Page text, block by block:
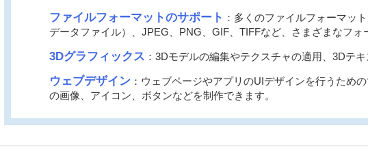
ファイルフォーマットのサポート ：多くのファイルフォーマッ
データファイル）、JPEG、PNG、GIF、TIFFなど、さまざまなフォ
3Dグラフィックス ：3Dモデルの編集やテクスチャの適用、3Dテ
ウェブデザイン：ウェブページやアプリのUIデザインを行うため
の画像、アイコン、ボタンなどを制作できます。